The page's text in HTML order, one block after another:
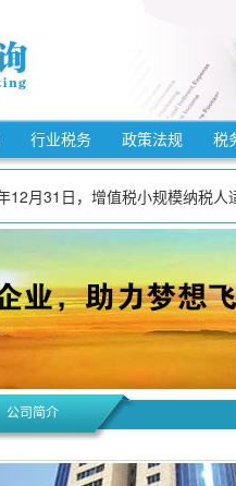
行业税务 政策法规 税
理办法》自2025年12月25日起
竞争法》自2025年10月15日起施
12月31日，适用3%预征率的预
年9月27日起施行。
12月31日，增值税小规模纳税人
12月31日，对月销售额10万元
年3月1日起施行。
实施条例》自2026年1月1日起
12月31日，允许先进制造业企
》自2026年1月1日起施行。
理办法》自2025年12月25日起施
竞争法》自2025年10月15日起施
公司简介